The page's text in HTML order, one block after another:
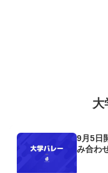
大
9月5日
み合わ